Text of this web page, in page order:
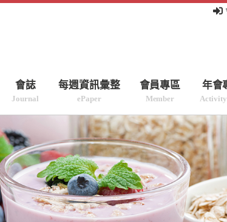
會誌
Journal
每週資訊彙整
ePaper
會員專區
Member
年會